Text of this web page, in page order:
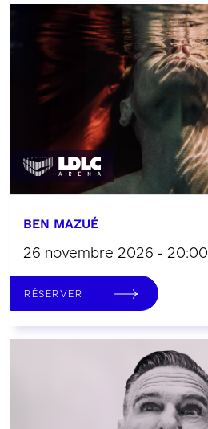
BEN MAZUÉ
26 novembre 2026 - 20:00
RÉSERVER